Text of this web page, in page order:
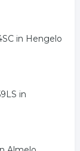
in Hengelo
in